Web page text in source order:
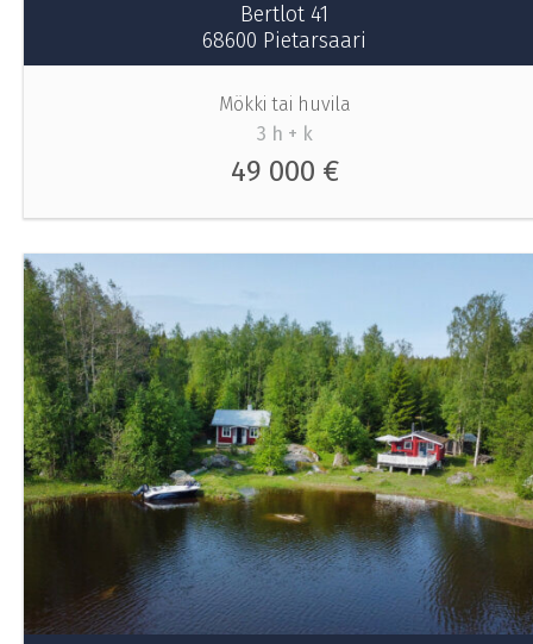
Bertlot 41
68600 Pietarsaari
Mökki tai huvila
3 h + k
49 000 €